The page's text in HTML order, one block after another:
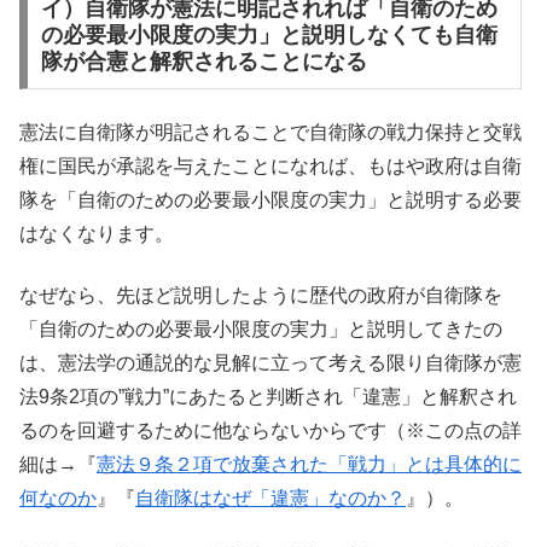
イ）自衛隊が憲法に明記されれば「自衛のため
の必要最小限度の実力」と説明しなくても自衛
隊が合憲と解釈されることになる
憲法に自衛隊が明記されることで自衛隊の戦力保持と交戦
権に国民が承認を与えたことになれば、もはや政府は自衛
隊を「自衛のための必要最小限度の実力」と説明する必要
はなくなります。
なぜなら、先ほど説明したように歴代の政府が自衛隊を
「自衛のための必要最小限度の実力」と説明してきたの
は、憲法学の通説的な見解に立って考える限り自衛隊が憲
法9条2項の”戦力”にあたると判断され「違憲」と解釈され
るのを回避するために他ならないからです（※この点の詳
細は→『憲法９条２項で放棄された「戦力」とは具体的に
何なのか 』『自衛隊はなぜ「違憲」なのか？ 』）。